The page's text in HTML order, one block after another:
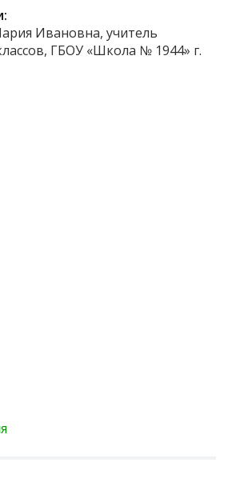
Ивановна, учитель
ГБОУ «Школа № 1944» г.